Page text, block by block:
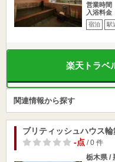
営業時間
入浴料金
宿泊 駅
楽天トラベ
関連情報から探す
ブリティッシュハウス輪
-点/ 0 件
栃木県 /